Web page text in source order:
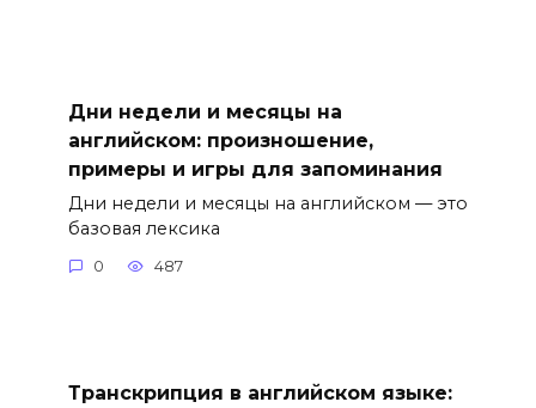
Дни недели и месяцы на
английском: произношение,
примеры и игры для запоминания
Дни недели и месяцы на английском — это
базовая лексика
0 487
Транскрипция в английском языке: